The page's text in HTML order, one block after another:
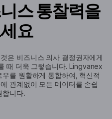
스 통찰력을
요
은 비즈니스 의사 결정권자에게
때 더욱 그렇습니다. Lingvanex
를 원활하게 통합하여, 혁신적
관계없이 모든 데이터를 손쉽
합니다.